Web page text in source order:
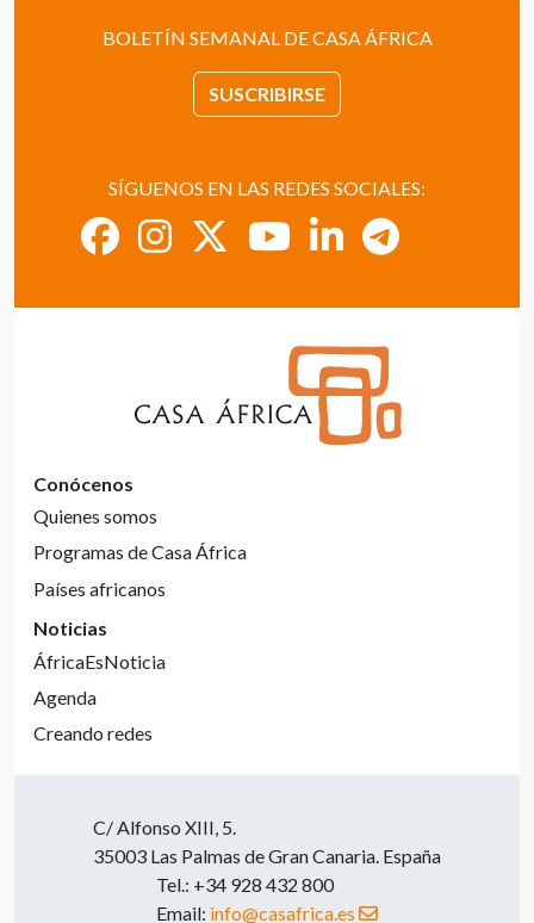
BOLETÍN SEMANAL DE CASA ÁFRICA
SUSCRIBIRSE
SÍGUENOS EN LAS REDES SOCIALES:
Conócenos
Quienes somos
Programas de Casa África
Países africanos
Noticias
ÁfricaEsNoticia
Agenda
Creando redes
C/ Alfonso XIII, 5.
35003 Las Palmas de Gran Canaria. España
Tel.: +34 928 432 800
Email: info@casafrica.es